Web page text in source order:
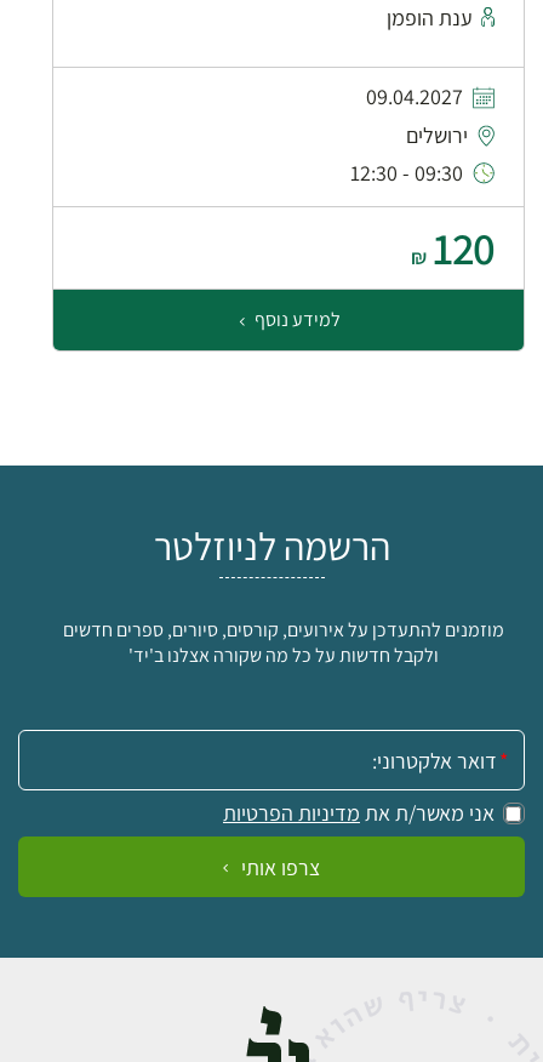
ענת הופמן
09.04.2027
ירושלים
09:30 - 12:30
120
₪
למידע נוסף
הרשמה לניוזלטר
מוזמנים להתעדכן על אירועים, קורסים, סיורים, ספרים חדשים
ולקבל חדשות על כל מה שקורה אצלנו ב'יד'
אימייל:
אני מאשר/ת את מדיניות הפרטיות
צרפו אותי